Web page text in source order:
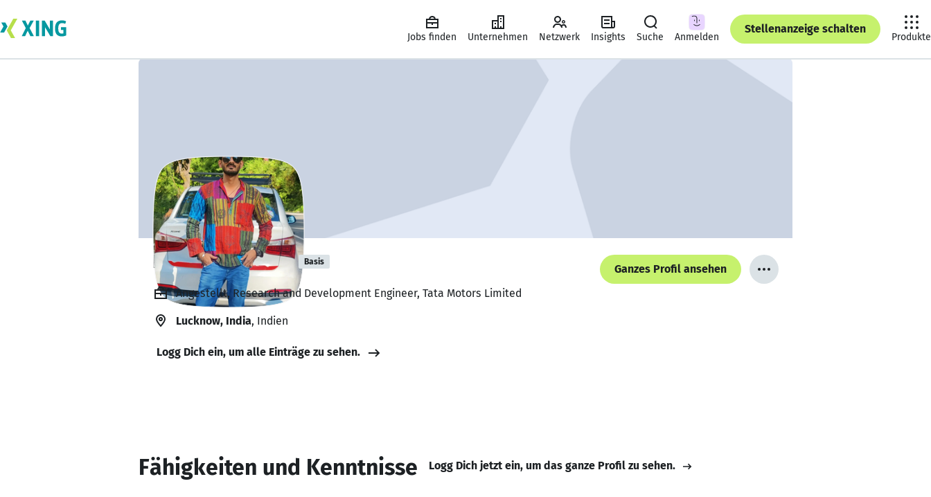
Jobs finden Unternehmen Netzwerk Insights Suche Anmelden
Stellenanzeige schalten
Produkte
Rishesh Sharma Basis
Ganzes Profil ansehen
Angestellt, Research and Development Engineer, Tata Motors Limited
Lucknow, India, Indien
Logg Dich ein, um alle Einträge zu sehen.
Fähigkeiten und Kenntnisse Logg Dich jetzt ein, um das ganze Profil zu sehen.